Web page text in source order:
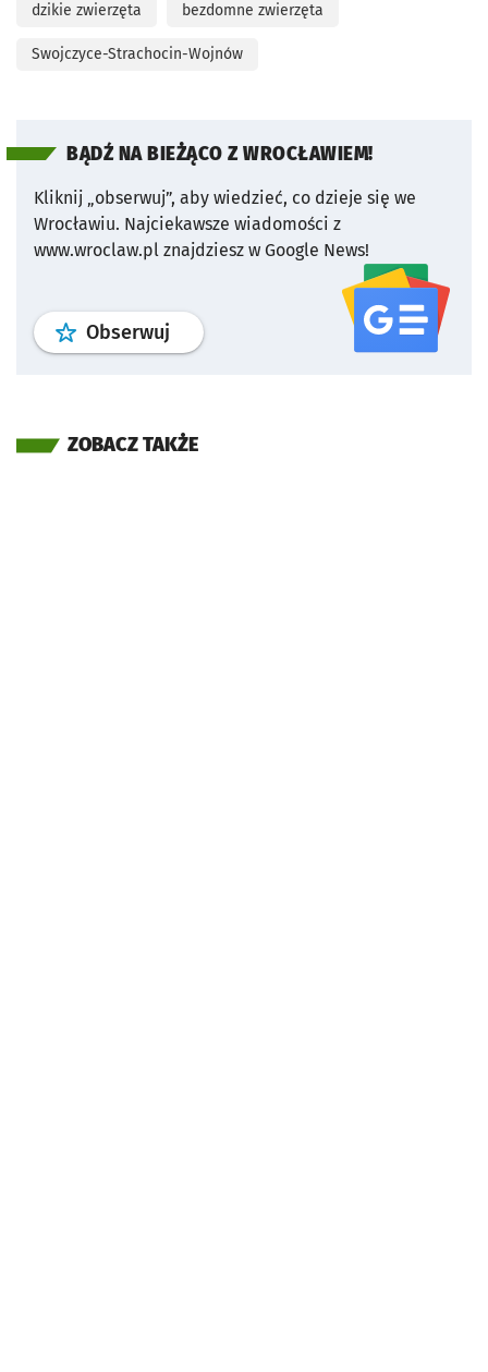
dzikie zwierzęta bezdomne zwierzęta
Swojczyce-Strachocin-Wojnów
BĄDŹ NA BIEŻĄCO Z WROCŁAWIEM!
Kliknij „obserwuj”, aby wiedzieć, co dzieje się we
Wrocławiu. Najciekawsze wiadomości z
www.wroclaw.pl znajdziesz w Google News!
Obserwuj profil serwisu
ZOBACZ TAKŻE